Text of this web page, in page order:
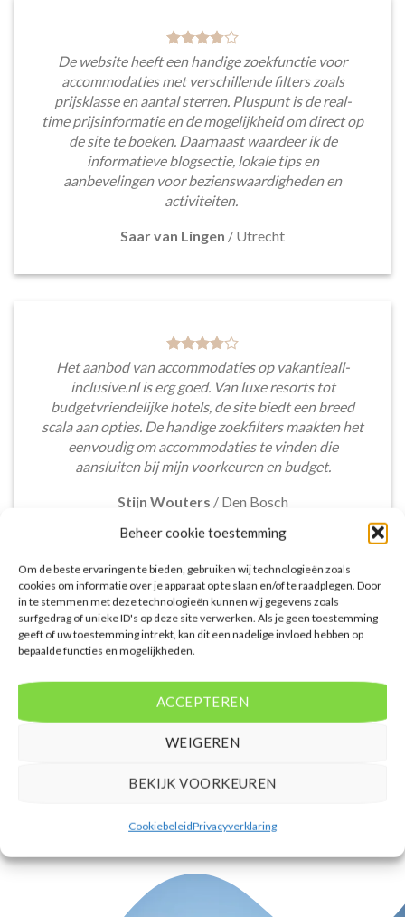
Beheer cookie toestemming
Om de beste ervaringen te bieden, gebruiken wij technologieën zoals
cookies om informatie over je apparaat op te slaan en/of te raadplegen. Door
in te stemmen met deze technologieën kunnen wij gegevens zoals
surfgedrag of unieke ID's op deze site verwerken. Als je geen toestemming
geeft of uw toestemming intrekt, kan dit een nadelige invloed hebben op
bepaalde functies en mogelijkheden.
ACCEPTEREN
WEIGEREN
BEKIJK VOORKEUREN
CookiebeleidPrivacyverklaring
De website heeft een handige zoekfunctie voor
accommodaties met verschillende filters zoals
prijsklasse en aantal sterren. Pluspunt is de real-
time prijsinformatie en de mogelijkheid om direct op
de site te boeken. Daarnaast waardeer ik de
informatieve blogsectie, lokale tips en
aanbevelingen voor bezienswaardigheden en
activiteiten.
Saar van Lingen / Utrecht
Het aanbod van accommodaties op vakantieall-
inclusive.nl is erg goed. Van luxe resorts tot
budgetvriendelijke hotels, de site biedt een breed
scala aan opties. De handige zoekfilters maakten het
eenvoudig om accommodaties te vinden die
aansluiten bij mijn voorkeuren en budget.
Stijn Wouters / Den Bosch
De aangeboden pakketreizen op de website zijn
handig voor reizigers die graag alles in één keer
gezinsvriendelijke vakanties. De pakketten
omvatten accommodatie, vluchten en transfer.
gebruiksvriendelijke functies die deze site te bieden